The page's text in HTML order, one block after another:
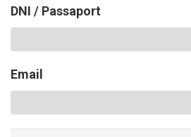
DNI / Passaport
Email
SUPORT